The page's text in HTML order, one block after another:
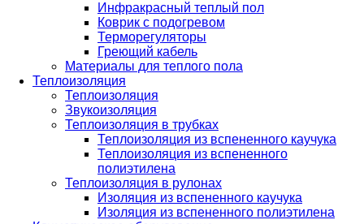
Инфракрасный теплый пол
Коврик с подогревом
Терморегуляторы
Греющий кабель
Материалы для теплого пола
Теплоизоляция
Теплоизоляция
Звукоизоляция
Теплоизоляция в трубках
Теплоизоляция из вспененного каучука
Теплоизоляция из вспененного
полиэтилена
Теплоизоляция в рулонах
Изоляция из вспененного каучука
Изоляция из вспененного полиэтилена